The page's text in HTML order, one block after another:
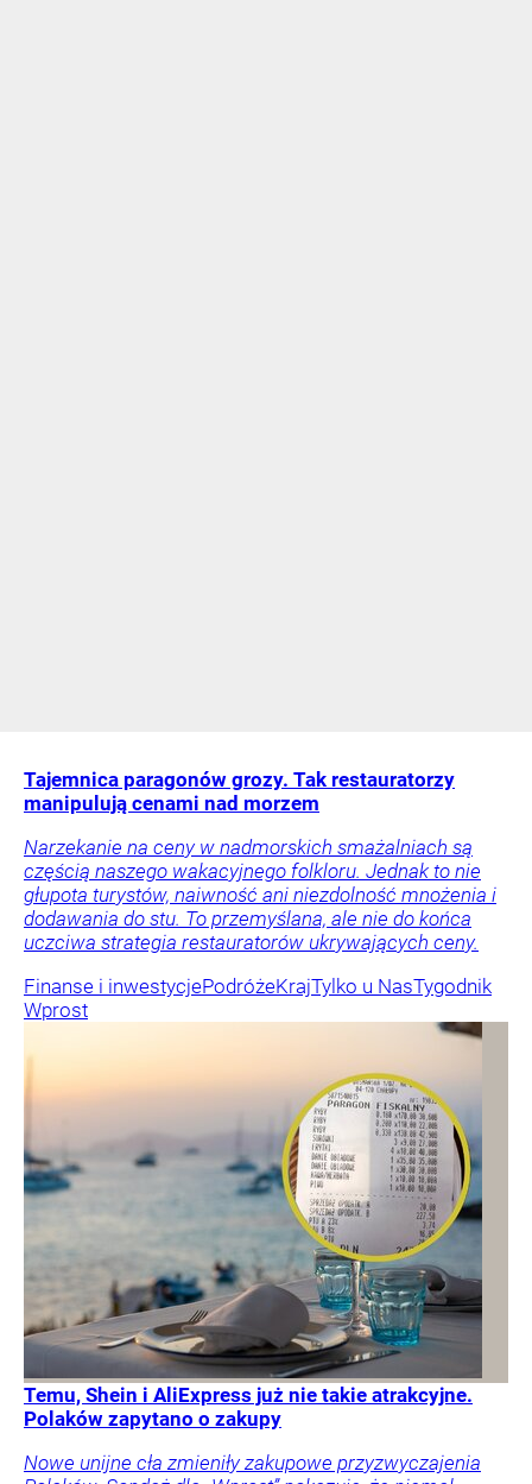
Tajemnica paragonów grozy. Tak restauratorzy
manipulują cenami nad morzem
Narzekanie na ceny w nadmorskich smażalniach są
częścią naszego wakacyjnego folkloru. Jednak to nie
głupota turystów, naiwność ani niezdolność mnożenia i
dodawania do stu. To przemyślana, ale nie do końca
uczciwa strategia restauratorów ukrywających ceny.
Finanse i inwestycjePodróżeKrajTylko u NasTygodnik
Wprost
Temu, Shein i AliExpress już nie takie atrakcyjne.
Polaków zapytano o zakupy
Nowe unijne cła zmieniły zakupowe przyzwyczajenia